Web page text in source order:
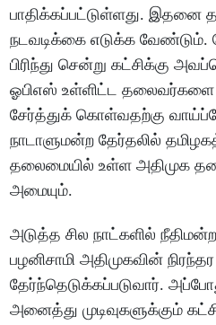
பாதிக்கப்பட்டுள்ளது. இதனை
நடவடிக்கை எடுக்க வேண்டும்.
பிரிந்து சென்று கட்சிக்கு
ஓபிஎஸ் உள்ளிட்ட தலைவர்களை
சேர்த்துக் கொள்வதற்கு
நாடாளுமன்ற தேர்தலில்
தலைமையில் உள்ள அதிமுக
அமையும்.
அடுத்த சில நாட்களில்
பழனிசாமி அதிமுகவின்
தேர்ந்தெடுக்கப்படுவார்.
அனைத்து முடிவுகளுக்கும்